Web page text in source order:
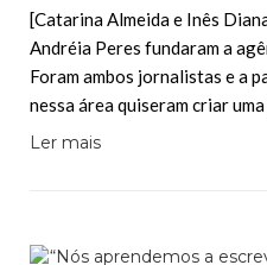
[Catarina Almeida e Inês
Andréia Peres fundaram a
Foram ambos jornalistas e a
nessa área quiseram criar
Ler mais